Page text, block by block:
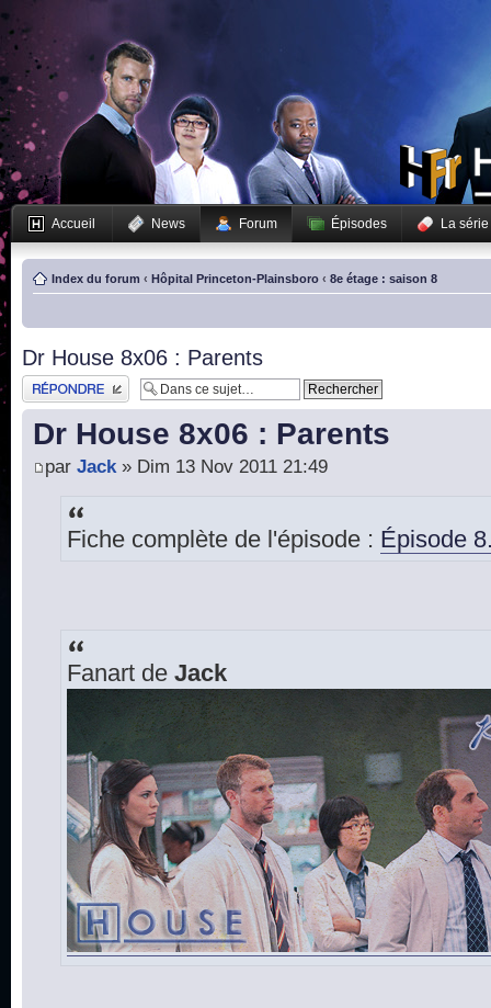
Accueil News Forum Épisodes La série
Index du forum ‹ Hôpital Princeton-Plainsboro ‹ 8e étage : saison 8
Dr House 8x06 : Parents
Publier une réponse
Dr House 8x06 : Parents
par Jack» Dim 13 Nov 2011 21:49
Fiche complète de l'épisode : Épisode
Fanart de Jack